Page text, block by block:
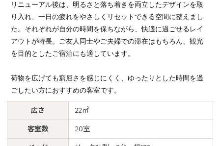
リニューアル後は、明るさと落ち着きを両立したデザインを取
り入れ、一日の疲れをやさしくリセットできる空間に整えまし
た。それぞれが自分の時間を保ちながら、快適に過ごせるレイ
アウトが特長。ご友人同士やご夫婦での滞在はもちろん、観光
を目的としたご宿泊にも適しています。
荷物を広げても窮屈さを感じにくく、ゆったりとした時間を過
ごしたい方におすすめの客室です。
広さ 22㎡
客室数 20室